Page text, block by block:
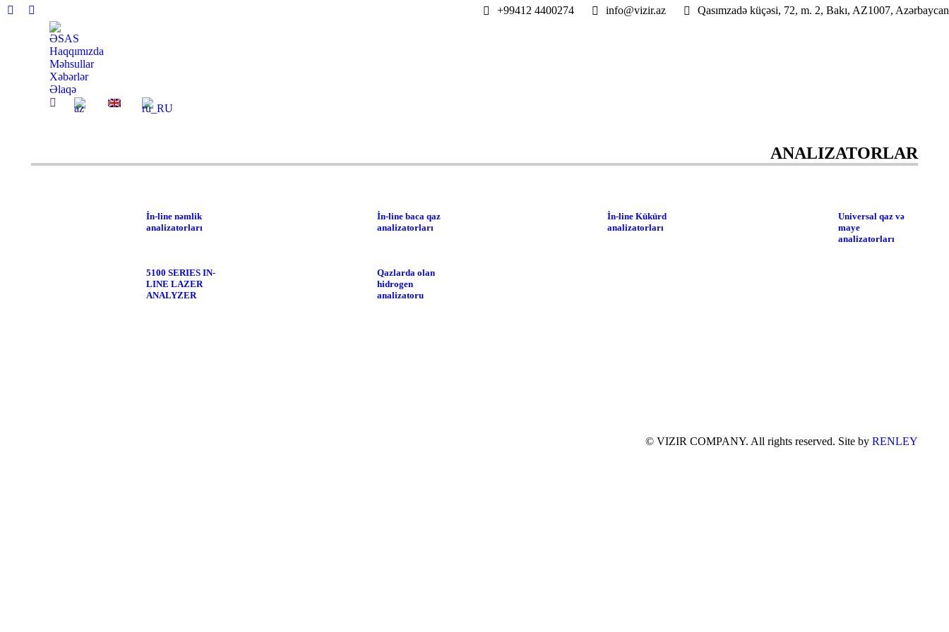
FacebookLinkedin
page
opens
new
window
+99412 4400274 info@vizir.az Qasımzadə küçəsi, 72, m. 2, Bakı, AZ1007, Azərbaycan
ƏSAS
Haqqımızda
Məhsullar
Xəbərlər
Əlaqə
Search:
ANALIZATORLAR
İn-line nəmlik
analizatorları
İn-line baca qaz
analizatorları
İn-line Kükürd
analizatorları
Universal qaz və
maye
analizatorları
5100 SERIES IN-
LINE LAZER
ANALYZER
Qazlarda olan
hidrogen
analizatoru
© VIZIR COMPANY. All rights reserved. Site by RENLEY